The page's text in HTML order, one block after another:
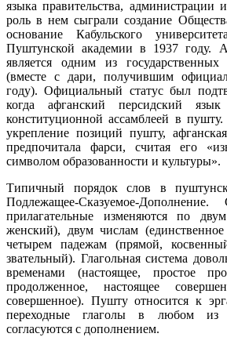
языка правительства, администрации
роль в нем сыграли создание
основание Кабульского
Пуштунской академии в 1937 году.
является одним из государственных
(вместе с дари, получившим
году). Официальный статус был
когда афганский персидский
конституционной ассамблеей в
укрепление позиций пушту,
предпочитала фарси, считая его
символом образованности и культуры».
Типичный порядок слов в
Подлежащее-Сказуемое-
прилагательные изменяются по
женский), двум числам
четырем падежам (прямой,
звательный). Глагольная система
временами (настоящее, простое
продолженное, настоящее
совершенное). Пушту относится к
переходные глаголы в любом из
согласуются с дополнением.